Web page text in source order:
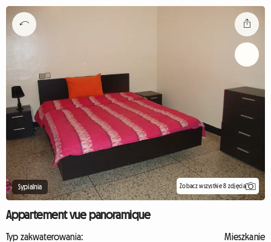
Sypialnia Zobacz wszystkie 8 zdjęcia
Appartement vue panoramique
Typ zakwaterowania:
Mieszkanie